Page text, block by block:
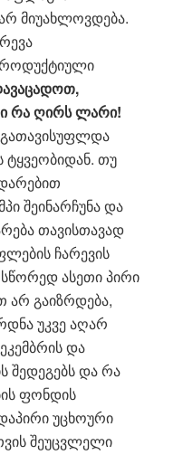
მიუახლოვდება.
რა ღირს ლარი!
თუ
შეინარჩუნა და
თავისთავად
ჩარევის
სწორედ ასეთი პირი
არ გაიზრდება,
უკვე აღარ
და
შედეგებს და რა
ფონდის
უცხოური
შეუცვლელი